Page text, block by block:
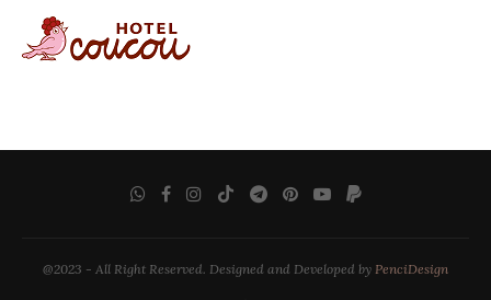
@2023 - All Right Reserved. Designed and Developed by PenciDesign